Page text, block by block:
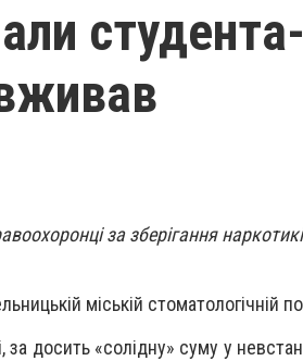
студента-
за зберігання
міській стоматологічній
досить «солідну» суму у